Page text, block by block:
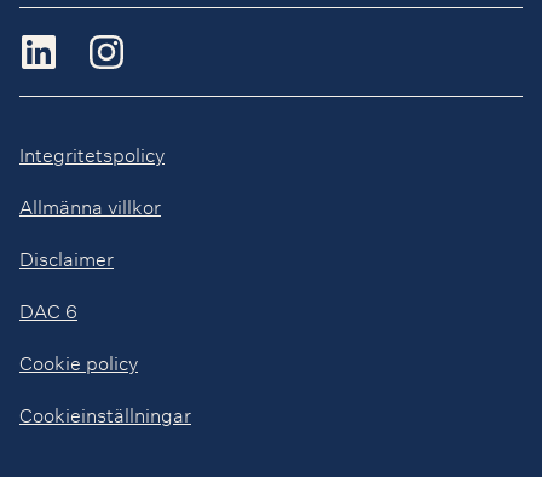
Integritetspolicy
Allmänna villkor
Disclaimer
DAC 6
Cookie policy
Cookieinställningar